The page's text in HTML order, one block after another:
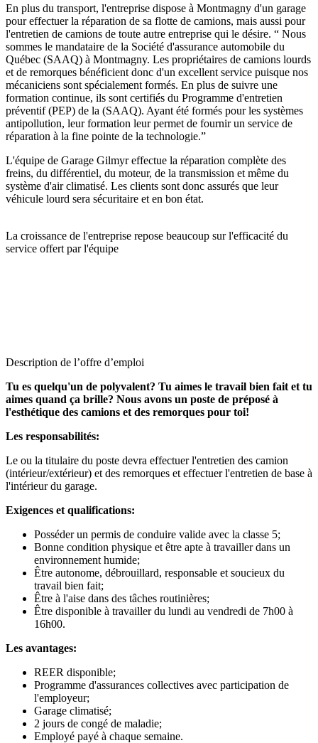
En plus du transport, l'entreprise dispose à Montmagny d'un garage
pour effectuer la réparation de sa flotte de camions, mais aussi pour
l'entretien de camions de toute autre entreprise qui le désire. “ Nous
sommes le mandataire de la Société d'assurance automobile du
Québec (SAAQ) à Montmagny. Les propriétaires de camions lourds
et de remorques bénéficient donc d'un excellent service puisque nos
mécaniciens sont spécialement formés. En plus de suivre une
formation continue, ils sont certifiés du Programme d'entretien
préventif (PEP) de la (SAAQ). Ayant été formés pour les systèmes
antipollution, leur formation leur permet de fournir un service de
réparation à la fine pointe de la technologie.”
L'équipe de Garage Gilmyr effectue la réparation complète des
freins, du différentiel, du moteur, de la transmission et même du
système d'air climatisé. Les clients sont donc assurés que leur
véhicule lourd sera sécuritaire et en bon état.
La croissance de l'entreprise repose beaucoup sur l'efficacité du
service offert par l'équipe
Description de l’offre d’emploi
Tu es quelqu'un de polyvalent? Tu aimes le travail bien fait et tu
aimes quand ça brille? Nous avons un poste de préposé à
l'esthétique des camions et des remorques pour toi!
Les responsabilités:
Le ou la titulaire du poste devra effectuer l'entretien des camion
(intérieur/extérieur) et des remorques et effectuer l'entretien de base à
l'intérieur du garage.
Exigences et qualifications:
Posséder un permis de conduire valide avec la classe 5;
Bonne condition physique et être apte à travailler dans un
environnement humide;
Être autonome, débrouillard, responsable et soucieux du
travail bien fait;
Être à l'aise dans des tâches routinières;
Être disponible à travailler du lundi au vendredi de 7h00 à
16h00.
Les avantages:
REER disponible;
Programme d'assurances collectives avec participation de
l'employeur;
Garage climatisé;
2 jours de congé de maladie;
Employé payé à chaque semaine.